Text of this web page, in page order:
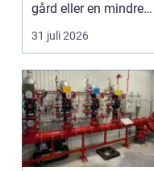
gård eller en mindre
verksamhet. E...
31 juli 2026